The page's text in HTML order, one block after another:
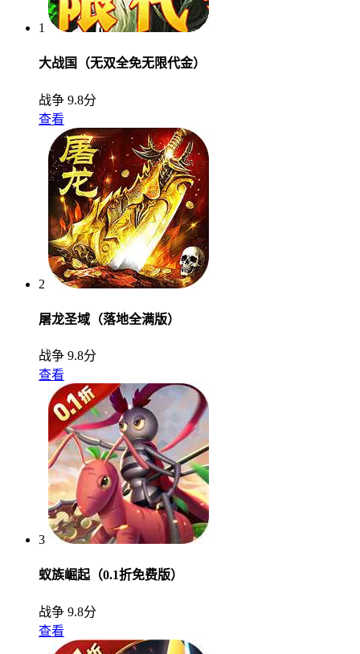
1
大战国（无双全免无限代金）
战争 9.8分
查看
2
屠龙圣域（落地全满版）
战争 9.8分
查看
3
蚁族崛起（0.1折免费版）
战争 9.8分
查看